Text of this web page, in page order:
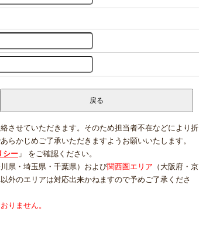
させていただきます。そのため担当者不在などにより折
らかじめご了承いただきますようお願いいたします。
シー 」 をご確認ください。
川県・埼玉県・千葉県）および関西圏エリア （大阪府・京
外のエリアは対応出来かねますので予めご了承くださ
りません。